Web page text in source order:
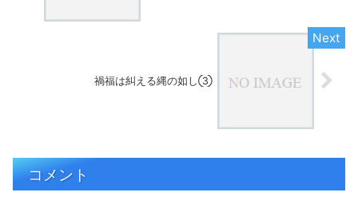
禍福は糾える縄の如し③
コメント